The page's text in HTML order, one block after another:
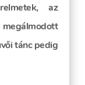
az
tánc pedig